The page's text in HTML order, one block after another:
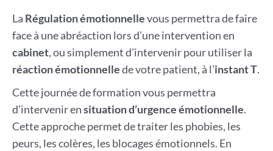
La Régulation émotionnellevous permettra de faire
face à une abréaction lors d’une intervention en
cabinet, ou simplement d’intervenir pour utiliser la
réaction émotionnellede votre patient, à l’instant T.
Cette journée de formation vous permettra
d’intervenir ensituation d’urgence émotionnelle.
Cette approche permet de traiter les phobies, les
peurs, les colères, les blocages émotionnels. En